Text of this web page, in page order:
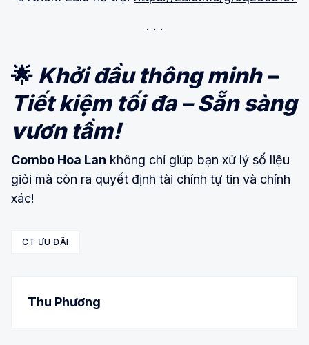
🌟 Khởi đầu thông minh –
Tiết kiệm tối đa – Sẵn sàng
vươn tầm!
Combo Hoa Lan không chỉ giúp bạn xử lý số liệu
giỏi mà còn ra quyết định tài chính tự tin và chính
xác!
CT ƯU ĐÃI
Thu Phương